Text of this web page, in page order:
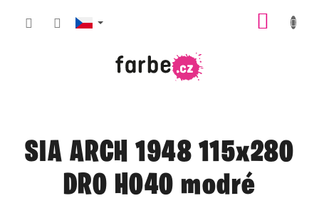
SIA ARCH 1948 115x280
DR0 H040 modré